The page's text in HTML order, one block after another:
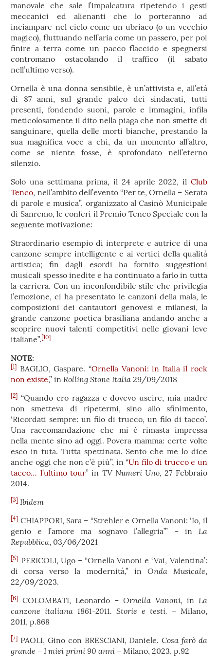
manovale che sale l’impalcatura ripetendo i gesti
meccanici ed alienanti che lo porteranno ad
inciampare nel cielo come un ubriaco (o un vecchio
magico), fluttuando nell’aria come un passero, per poi
finire a terra come un pacco flaccido e spegnersi
contromano ostacolando il traffico (il sabato
nell’ultimo verso).
Ornella è una donna sensibile, è un’attivista e, all’età
di 87 anni, sul grande palco dei sindacati, tutti
presenti, fondendo suoni, parole e immagini, infila
meticolosamente il dito nella piaga che non smette di
sanguinare, quella delle morti bianche, prestando la
sua magnifica voce a chi, da un momento all’altro,
come se niente fosse, è sprofondato nell’eterno
silenzio.
Solo una settimana prima, il 24 aprile 2022, il Club
Tenco, nell’ambito dell’evento “Per te, Ornella – Serata
di parole e musica”, organizzato al Casinò Municipale
di Sanremo, le conferì il Premio Tenco Speciale con la
seguente motivazione:
Straordinario esempio di interprete e autrice di una
canzone sempre intelligente e ai vertici della qualità
artistica; fin dagli esordi ha fornito suggestioni
musicali spesso inedite e ha continuato a farlo in tutta
la carriera. Con un inconfondibile stile che privilegia
l’emozione, ci ha presentato le canzoni della mala, le
composizioni dei cantautori genovesi e milanesi, la
grande canzone poetica brasiliana andando anche a
scoprire nuovi talenti competitivi nelle giovani leve
italiane”.[10]
NOTE:
[1] BAGLIO, Gaspare. “Ornella Vanoni: in Italia il rock
non existe,” inRolling Stone Italia 29/09/2018
[2] “Quando ero ragazza e dovevo uscire, mia madre
non smetteva di ripetermi, sino allo sfinimento,
‘Ricordati sempre: un filo di trucco, un filo di tacco’.
Una raccomandazione che mi è rimasta impressa
nella mente sino ad oggi. Povera mamma: certe volte
esco in tuta. Tutta spettinata. Sento che me lo dice
anche oggi che non c’è più”, in “Un filo di trucco e un
tacco… l’ultimo tour” in TV Numeri Uno, 27 Febbraio
2014.
[3] Ibidem
[4] CHIAPPORI, Sara – “Strehler e Ornella Vanoni: ‘Io, il
genio e l’amore ma sognavo l’allegria’” – in La
Repubblica, 03/06/2021
[5] PERICOLI, Ugo – “Ornella Vanoni e ‘Vai, Valentina’:
di corsa verso la modernità,” in Onda Musicale,
22/09/2023.
[6] COLOMBATI, Leonardo – Ornella Vanoni, in La
canzone italiana 1861-2011. Storie e testi. – Milano,
2011, p.868
[7] PAOLI, Gino con BRESCIANI, Daniele.Cosa farò da
grande – I miei primi 90 anni – Milano, 2023, p.92